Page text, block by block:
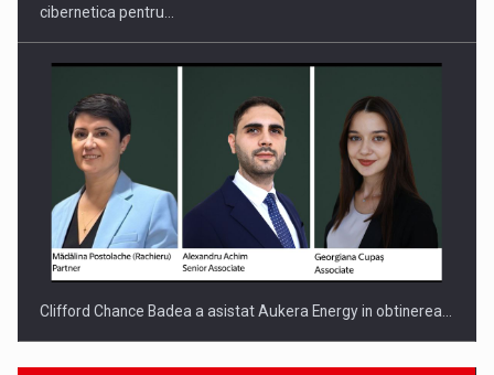
cibernetica pentru…
Clifford Chance Badea a asistat Aukera Energy in obtinerea…